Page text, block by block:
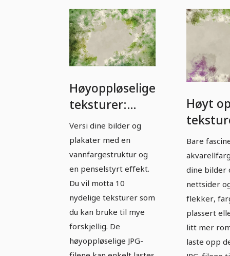
Høyoppløselige
teksturer:
Vannglans -
Versjon 5
Versi dine bilder og
plakater med en
vannfargestruktur og
en penselstyrt effekt.
Du vil motta 10
nydelige teksturer som
du kan bruke til mye
forskjellig. De
høyoppløselige JPG-
Høyt
-
Bare
dine bilder
nettsider
flekker,
plassert
litt mer
laste opp